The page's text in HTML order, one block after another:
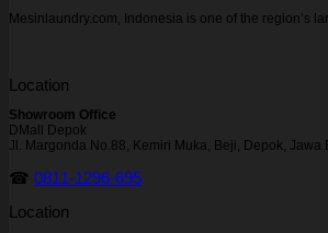
Mesinlaundry.com, Indonesia is one of the region’s
Location
Showroom Office
DMall Depok
Jl. Margonda No.88, Kemiri Muka, Beji, Depok, Jawa
☎ 0811-1296-695
Location